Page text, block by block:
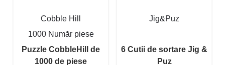
Cobble Hill
1000 Număr piese
Puzzle CobbleHill de
1000 de piese
Jig&Puz
6 Cutii de sortare Jig &
Puz